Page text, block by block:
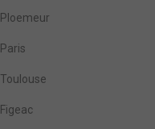
Ploemeur
Paris
Toulouse
Figeac